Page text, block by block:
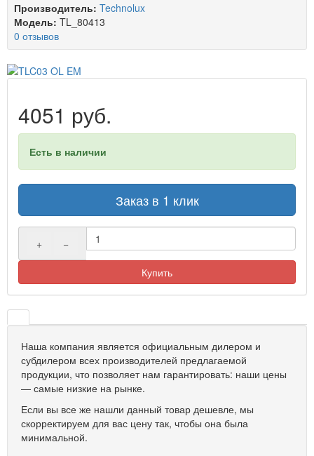
Производитель: Technolux
Модель: TL_80413
0 отзывов
4051 руб.
Есть в наличии
Заказ в 1 клик
+ −
Купить
Наша компания является официальным дилером и
субдилером всех производителей предлагаемой
продукции, что позволяет нам гарантировать: наши цены
— самые низкие на рынке.
Если вы все же нашли данный товар дешевле, мы
скорректируем для вас цену так, чтобы она была
минимальной.